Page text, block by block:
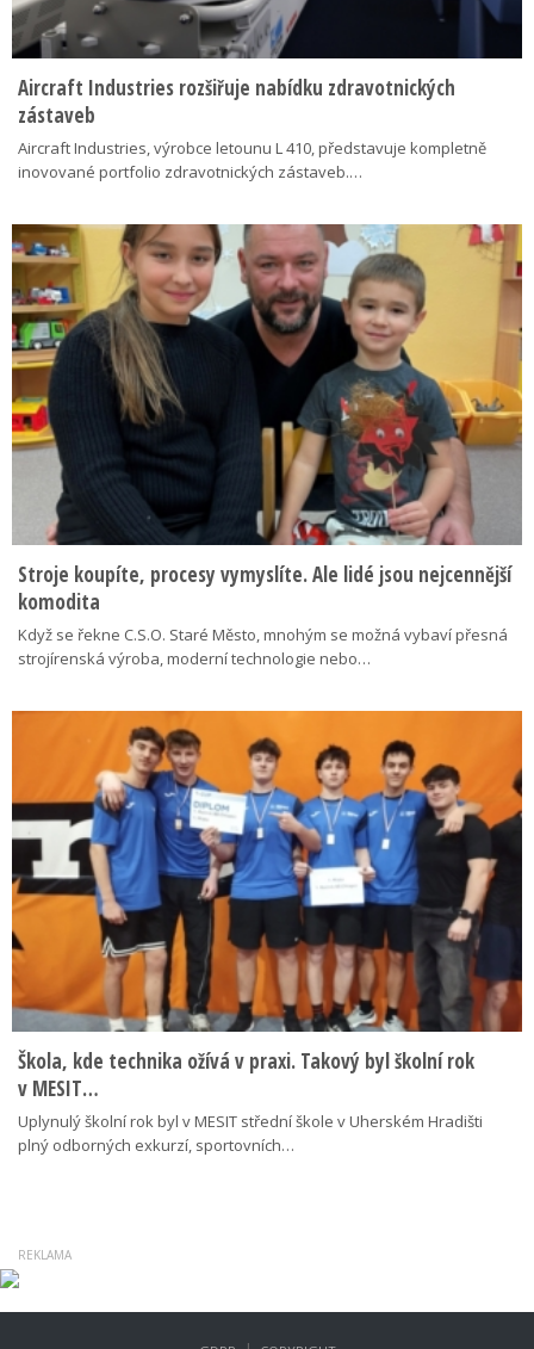
Aircraft Industries rozšiřuje nabídku zdravotnických
zástaveb
Aircraft Industries, výrobce letounu L 410, představuje kompletně
inovované portfolio zdravotnických zástaveb.…
Stroje koupíte, procesy vymyslíte. Ale lidé jsou nejcennější
komodita
Když se řekne C.S.O. Staré Město, mnohým se možná vybaví přesná
strojírenská výroba, moderní technologie nebo…
Škola, kde technika ožívá v praxi. Takový byl školní rok
v MESIT…
Uplynulý školní rok byl v MESIT střední škole v Uherském Hradišti
plný odborných exkurzí, sportovních…